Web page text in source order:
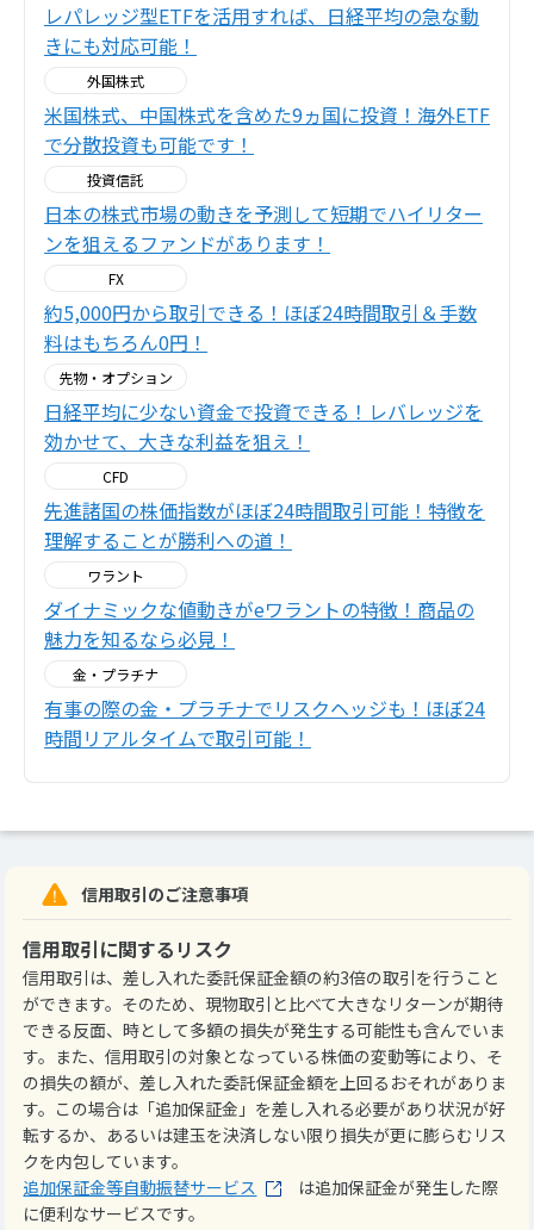
レパレッジ型ETFを活用すれば、日経平均の急な動
きにも対応可能！
外国株式
米国株式、中国株式を含めた9ヵ国に投資！海外ETF
で分散投資も可能です！
投資信託
日本の株式市場の動きを予測して短期でハイリター
ンを狙えるファンドがあります！
FX
約5,000円から取引できる！ほぼ24時間取引＆手数
料はもちろん0円！
先物・オプション
日経平均に少ない資金で投資できる！レバレッジを
効かせて、大きな利益を狙え！
CFD
先進諸国の株価指数がほぼ24時間取引可能！特徴を
理解することが勝利への道！
ワラント
ダイナミックな値動きがeワラントの特徴！商品の
魅力を知るなら必見！
金・プラチナ
有事の際の金・プラチナでリスクヘッジも！ほぼ24
時間リアルタイムで取引可能！
信用取引のご注意事項
信用取引に関するリスク
信用取引は、差し入れた委託保証金額の約3倍の取引を行うこと
ができます。そのため、現物取引と比べて大きなリターンが期待
できる反面、時として多額の損失が発生する可能性も含んでいま
す。また、信用取引の対象となっている株価の変動等により、そ
の損失の額が、差し入れた委託保証金額を上回るおそれがありま
す。この場合は「追加保証金」を差し入れる必要があり状況が好
転するか、あるいは建玉を決済しない限り損失が更に膨らむリス
クを内包しています。
追加保証金等自動振替サービス
は追加保証金が発生した際
に便利なサービスです。